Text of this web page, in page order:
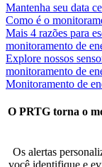
Mantenha seu data
Como é o
Mais 4 razões para
monitoramento de
Explore nossos
monitoramento de
Monitoramento de
O PRTG torna o
Os alertas